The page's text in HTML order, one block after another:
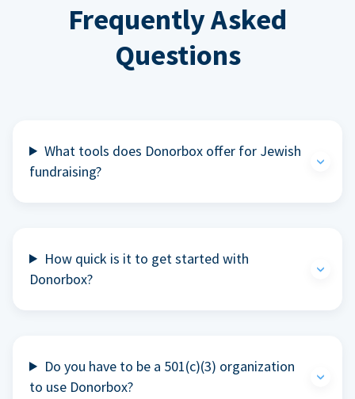
Frequently Asked
Questions
What tools does Donorbox offer for Jewish
fundraising?
How quick is it to get started with
Donorbox?
Do you have to be a 501(c)(3) organization
to use Donorbox?